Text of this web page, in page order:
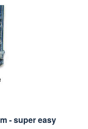
- super easy